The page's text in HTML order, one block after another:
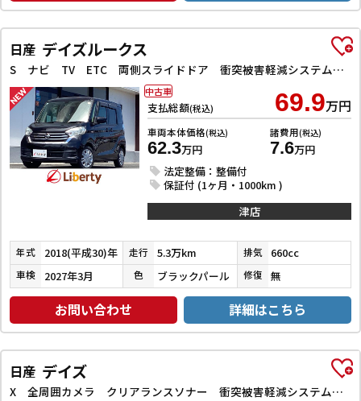
日産 デイズルークス
S ナビ TV ETC 両側スライドドア 衝突被害軽減システム キーレスエントリー アイドリングストップ 電動格納ミラー CVT ESC CD USB ミュージックプレイヤー接続可
支払総額(税込) 69.9万円
車両本体価格(税込)
62.3万円
諸費用(税込)
7.6万円
法定整備：整備付
保証付 (1ヶ月・1000km )
中古車
津店
年式 2018(平成30)年 走行 5.3万km 排気 660cc
車検 2027年3月 色 ブラックパール 修復 無
お問い合わせ 詳細はこちら
日産 デイズ
X 全周囲カメラ クリアランスソナー 衝突被害軽減システム オートライト スマートキー アイドリングストップ 電動格納ミラー ベンチシート CVT 盗難防止システム ABS ESC CD アルミホイール